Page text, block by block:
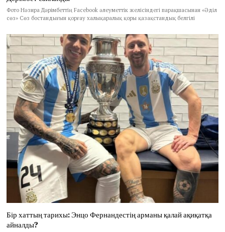
Фото Нәзира Дәрімбеттің Facebook әлеуметтік желісіндегі парақшасынан «Әділ
сөз» Сөз бостандығын қорғау халықаралық қоры қазақстандық белгілі
Бір хаттың тарихы: Энцо Фернандестің арманы қалай ақиқатқа
айналды?